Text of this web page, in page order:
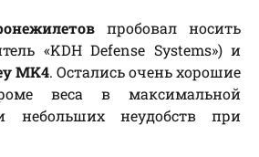
пробовал носить
«KDH Defense Systems») и
MK4. Остались очень хорошие
веса в максимальной
небольших неудобств при